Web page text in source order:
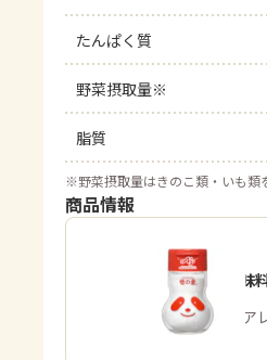
たんぱく質
野菜摂取量※
脂質
※野菜摂取量はきのこ類・いも類
商品情報
うま味調味
商品・ア